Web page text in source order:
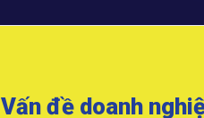
Vấn đề doanh